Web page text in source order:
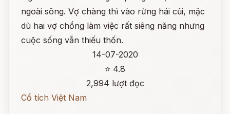
ngoài sông. Vợ chàng thì vào rừng hái củi, mặc
dù hai vợ chồng làm việc rất siêng năng nhưng
cuộc sống vẫn thiếu thốn.
14-07-2020
⭐ 4.8
2,994 lượt đọc
Cổ tích Việt Nam